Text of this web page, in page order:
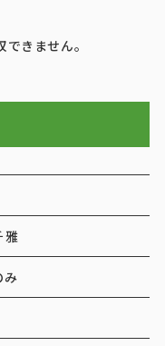
きません。
雅
み